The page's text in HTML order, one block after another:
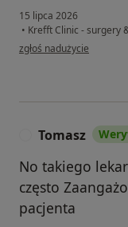
15 lipca 2026
• Krefft Clinic - surgery
w opinii użytkownika Jakub
zgłoś nadużycie
Tomasz
No takiego
często
pacjenta